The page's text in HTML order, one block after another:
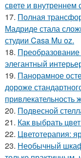
свете и внутреннем
17. Полная
Мадриде стала
студии Casa Mu oz.
18.
элегантный
19. Панорамное
дороже
привлекательность
20. Подвесной
21. Как выбрать
22. Цветотерапия:
23. Необычный